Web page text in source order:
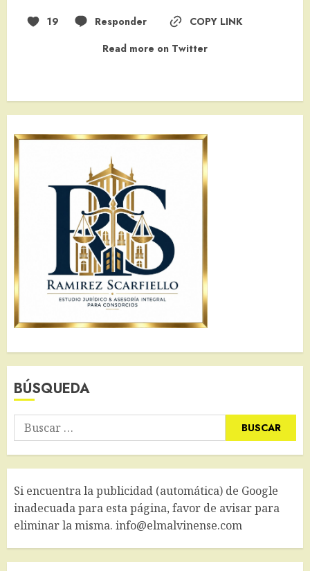
19 Responder
COPY LINK
Read more on Twitter
BÚSQUEDA
Buscar:
Si encuentra la publicidad (automática) de Google
inadecuada para esta página, favor de avisar para
eliminar la misma. info@elmalvinense.com